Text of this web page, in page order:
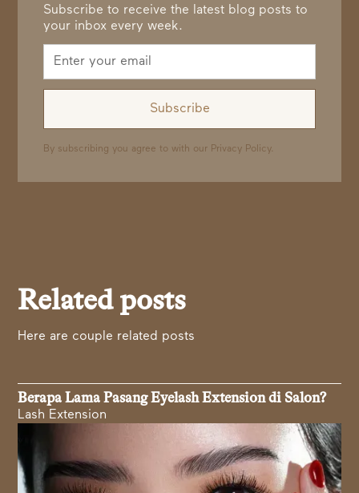
Subscribe to receive the latest blog posts to
your inbox every week.
By subscribing you agree to with our Privacy Policy.
Related posts
Here are couple related posts
Berapa Lama Pasang Eyelash Extension di Salon?
Lash Extension